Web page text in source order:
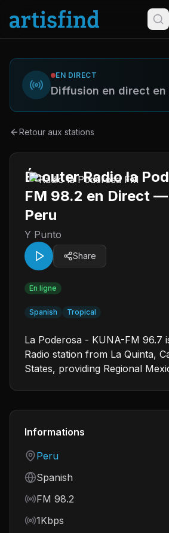
EN DIRECT
Diffusion en direct en
Retour aux stations
Écouter Radio la
FM 98.2 en Direct —
Peru
Y Punto
Share
En ligne
Spanish Tropical
La Poderosa - KUNA-FM 96.7
Radio station from La Quinta,
States, providing Regional
Informations
Country
Peru
Language
Spanish
Frequency
FM 98.2
Bitrate
1Kbps